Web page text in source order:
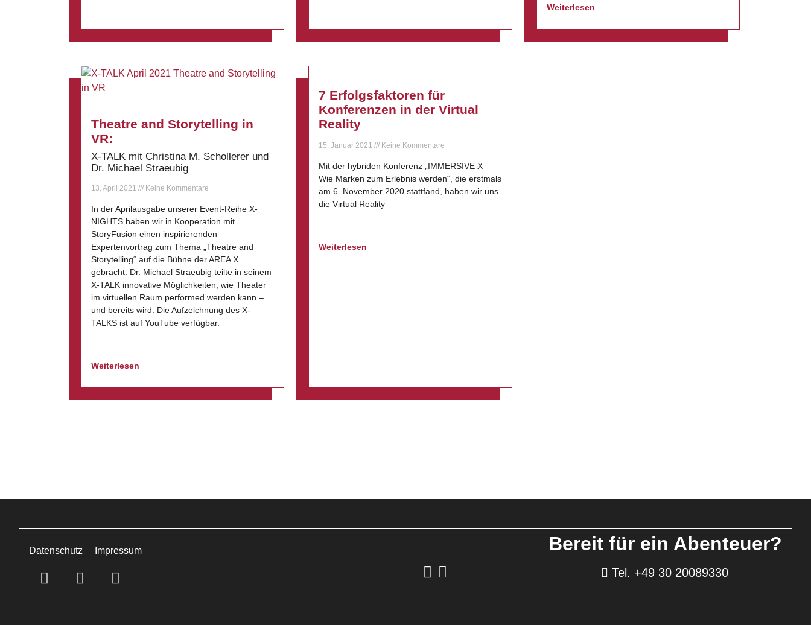
Weiterlesen
Theatre and Storytelling in
VR:
X-TALK mit Christina M. Schollerer und
Dr. Michael Straeubig
13. April 2021 Keine Kommentare
In der Aprilausgabe unserer Event-Reihe X-
NIGHTS haben wir in Kooperation mit
StoryFusion einen inspirierenden
Expertenvortrag zum Thema „Theatre and
Storytelling“ auf die Bühne der AREA X
gebracht. Dr. Michael Straeubig teilte in seinem
X-TALK innovative Möglichkeiten, wie Theater
im virtuellen Raum performed werden kann –
und bereits wird. Die Aufzeichnung des X-
TALKS ist auf YouTube verfügbar.
Weiterlesen
7 Erfolgsfaktoren für
Konferenzen in der Virtual
Reality
15. Januar 2021 Keine Kommentare
Mit der hybriden Konferenz „IMMERSIVE X –
Wie Marken zum Erlebnis werden“, die erstmals
am 6. November 2020 stattfand, haben wir uns
die Virtual Reality
Weiterlesen
Datenschutz Impressum Bereit für ein Abenteuer?
Tel. +49 30 20089330